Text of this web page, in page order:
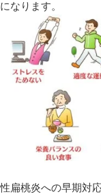
なります。
扁桃炎への早期対